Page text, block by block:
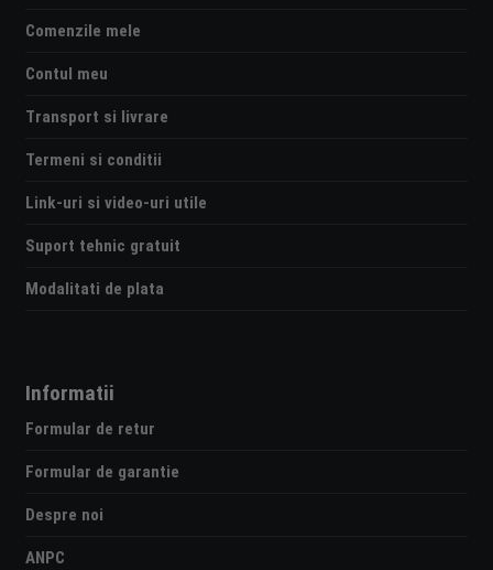
Comenzile mele
Contul meu
Transport si livrare
Termeni si conditii
Link-uri si video-uri utile
Suport tehnic gratuit
Modalitati de plata
Informatii
Formular de retur
Formular de garantie
Despre noi
ANPC